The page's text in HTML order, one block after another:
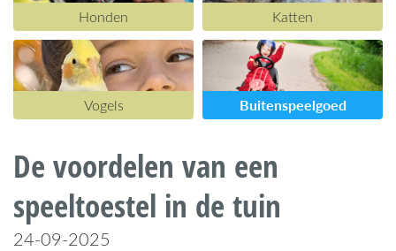
Honden Katten
Vogels Buitenspeelgoed
De voordelen van een
speeltoestel in de tuin
24-09-2025